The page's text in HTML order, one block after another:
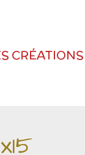
CRÉATIONS